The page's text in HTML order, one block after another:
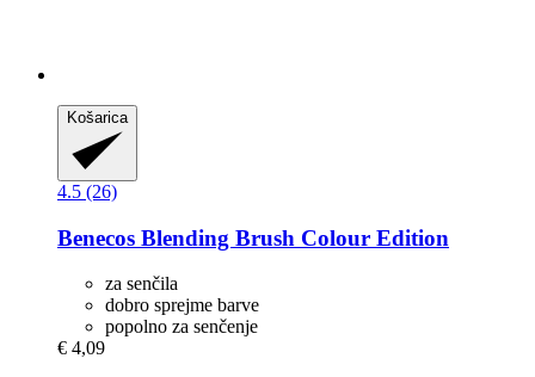
Košarica
4.5 (26)
Benecos Blending Brush Colour Edition
za senčila
dobro sprejme barve
popolno za senčenje
€ 4,09